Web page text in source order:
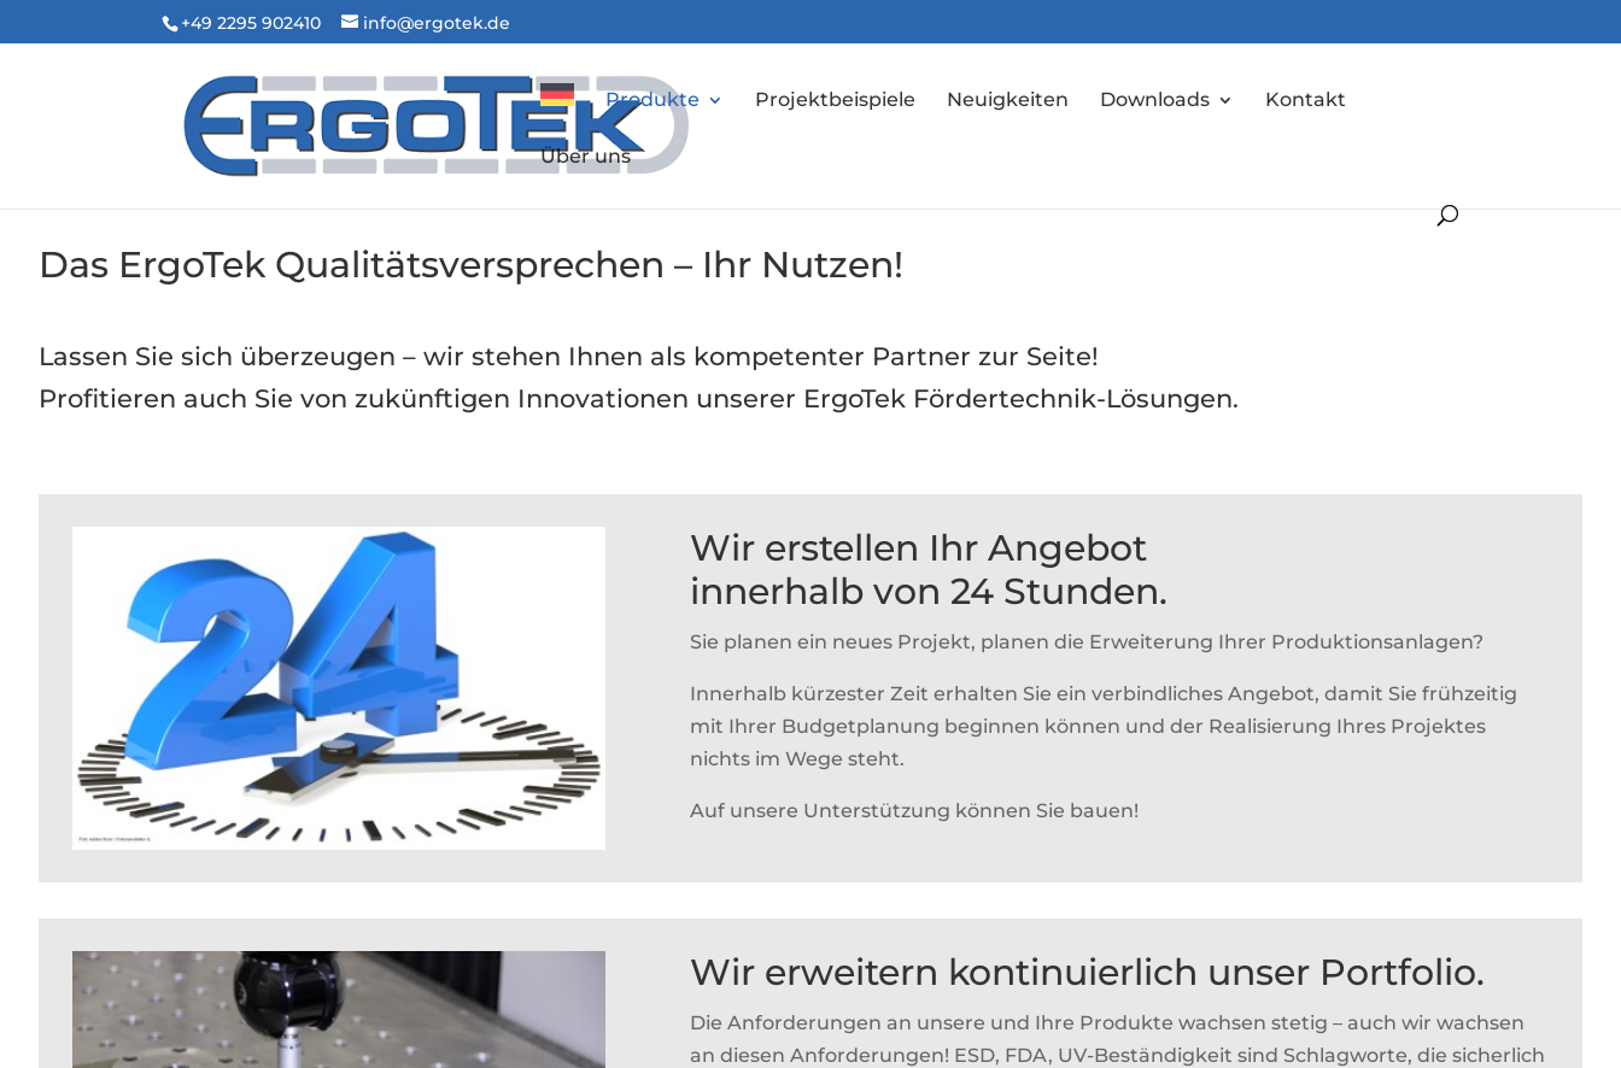
+49 2295 902410 info@ergotek.de
Produkte Projektbeispiele Neuigkeiten Downloads Kontakt
Über uns
Das ErgoTek Qualitätsversprechen – Ihr Nutzen!
Lassen Sie sich überzeugen – wir stehen Ihnen als kompetenter Partner zur Seite!
Profitieren auch Sie von zukünftigen Innovationen unserer ErgoTek Fördertechnik-Lösungen.
Wir erstellen Ihr Angebot
innerhalb von 24 Stunden.
Sie planen ein neues Projekt, planen die Erweiterung Ihrer Produktionsanlagen?
Innerhalb kürzester Zeit erhalten Sie ein verbindliches Angebot, damit Sie frühzeitig
mit Ihrer Budgetplanung beginnen können und der Realisierung Ihres Projektes
nichts im Wege steht.
Auf unsere Unterstützung können Sie bauen!
Wir erweitern kontinuierlich unser Portfolio.
Die Anforderungen an unsere und Ihre Produkte wachsen stetig – auch wir wachsen
an diesen Anforderungen! ESD, FDA, UV-Beständigkeit sind Schlagworte, die sicherlich